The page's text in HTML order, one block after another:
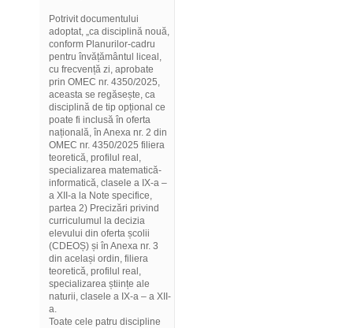
Potrivit documentului
adoptat, „ca disciplină nouă,
conform Planurilor-cadru
pentru învățământul liceal,
cu frecvență zi, aprobate
prin OMEC nr. 4350/2025,
aceasta se regăsește, ca
disciplină de tip opțional ce
poate fi inclusă în oferta
națională, în Anexa nr. 2 din
OMEC nr. 4350/2025 filiera
teoretică, profilul real,
specializarea matematică-
informatică, clasele a IX-a –
a XII-a la Note specifice,
partea 2) Precizări privind
curriculumul la decizia
elevului din oferta școlii
(CDEOȘ) și în Anexa nr. 3
din același ordin, filiera
teoretică, profilul real,
specializarea științe ale
naturii, clasele a IX-a – a XII-
a.
Toate cele patru discipline